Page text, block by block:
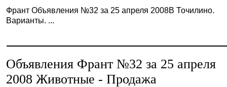
Франт Объявления №32 за 25 апреля 2008В Точилино.
Варианты. ...
Объявления Франт №32 за 25 апреля
2008 Животные - Продажа